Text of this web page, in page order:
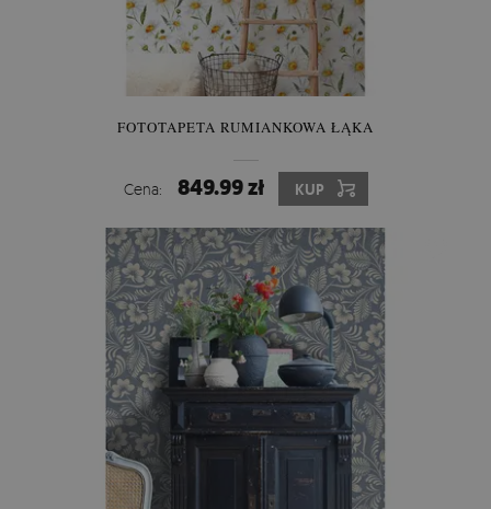
FOTOTAPETA RUMIANKOWA ŁĄKA
Cena: 849.99 zł KUP